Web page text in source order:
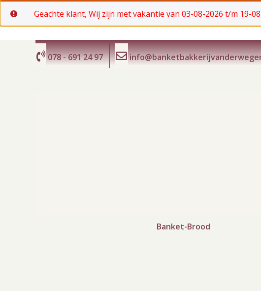
Geachte klant, Wij zijn met vakantie van 03-08-2026 t/m 19-
078 - 691 24 97
Banket-Brood